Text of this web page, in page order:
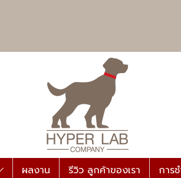
ผลงาน รีวิว ลูกค้าของเรา การช